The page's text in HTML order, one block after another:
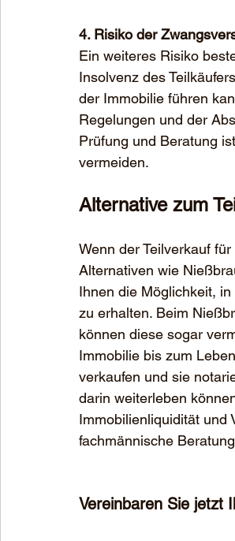
4. Risiko der
Ein weiteres Risiko
Insolvenz des
der Immobilie führen
Regelungen und der
Prüfung und Beratung
vermeiden.
Alternative zum
Wenn der Teilverkauf
Alternativen wie
Ihnen die Möglichkeit,
zu erhalten. Beim
können diese sogar
Immobilie bis zum
verkaufen und sie
darin weiterleben
Immobilienliquidität und
fachmännische
Vereinbaren Sie jetzt